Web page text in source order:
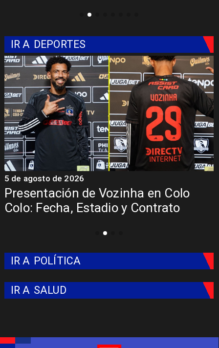
IR A DEPORTES
Presentación de Vozinha en Colo
Colo: Fecha, Estadio y Contrato
5 de agosto de 2026
IR A POLÍTICA
IR A SALUD